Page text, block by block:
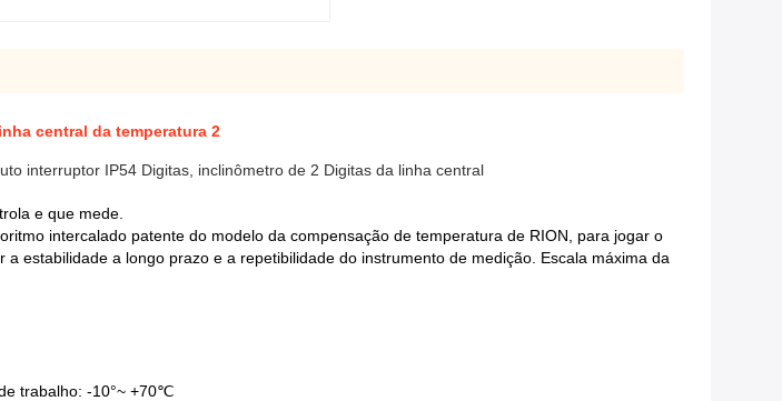
central da temperatura 2
interruptor IP54 Digitas, inclinômetro de 2 Digitas da linha central
e que mede.
intercalado patente do modelo da compensação de temperatura de RION, para jogar o
estabilidade a longo prazo e a repetibilidade do instrumento de medição. Escala máxima da
trabalho: -10°~ +70℃